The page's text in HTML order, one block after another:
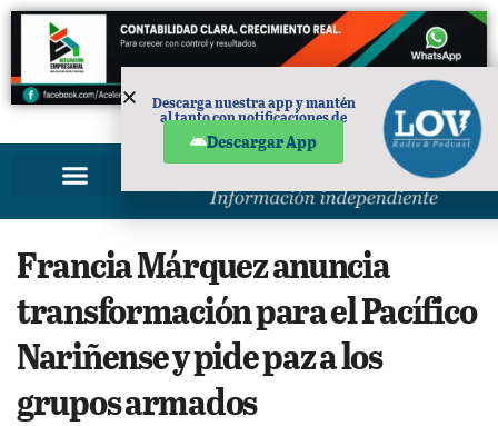
PUBLICIDAD
Francia Márquez anuncia
transformación para el Pacífico
Nariñense y pide paz a los
grupos armados
Descarga nuestra app y mantén
al tanto con notificaciones de
Descargar App